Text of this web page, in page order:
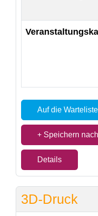
Auf die
Speichern nach
Details
3D-Druck